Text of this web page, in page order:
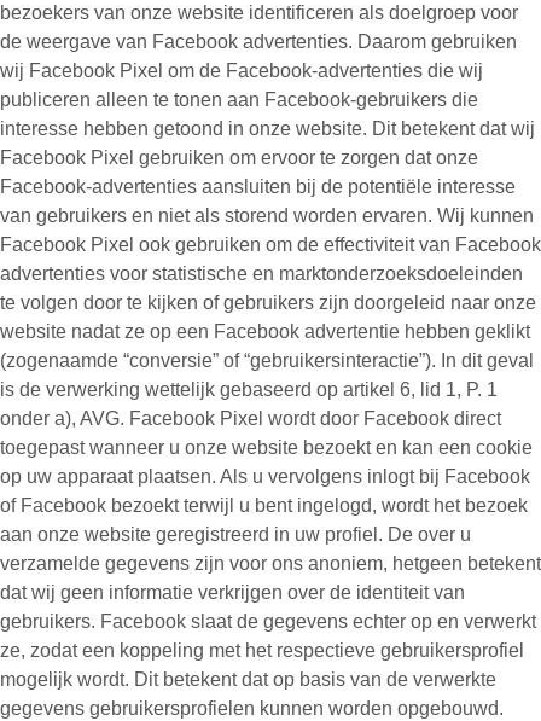
bezoekers van onze website identificeren als doelgroep voor
de weergave van Facebook advertenties. Daarom gebruiken
wij Facebook Pixel om de Facebook-advertenties die wij
publiceren alleen te tonen aan Facebook-gebruikers die
interesse hebben getoond in onze website. Dit betekent dat wij
Facebook Pixel gebruiken om ervoor te zorgen dat onze
Facebook-advertenties aansluiten bij de potentiële interesse
van gebruikers en niet als storend worden ervaren. Wij kunnen
Facebook Pixel ook gebruiken om de effectiviteit van Facebook
advertenties voor statistische en marktonderzoeksdoeleinden
te volgen door te kijken of gebruikers zijn doorgeleid naar onze
website nadat ze op een Facebook advertentie hebben geklikt
(zogenaamde “conversie” of “gebruikersinteractie”). In dit geval
is de verwerking wettelijk gebaseerd op artikel 6, lid 1, P. 1
onder a), AVG. Facebook Pixel wordt door Facebook direct
toegepast wanneer u onze website bezoekt en kan een cookie
op uw apparaat plaatsen. Als u vervolgens inlogt bij Facebook
of Facebook bezoekt terwijl u bent ingelogd, wordt het bezoek
aan onze website geregistreerd in uw profiel. De over u
verzamelde gegevens zijn voor ons anoniem, hetgeen betekent
dat wij geen informatie verkrijgen over de identiteit van
gebruikers. Facebook slaat de gegevens echter op en verwerkt
ze, zodat een koppeling met het respectieve gebruikersprofiel
mogelijk wordt. Dit betekent dat op basis van de verwerkte
gegevens gebruikersprofielen kunnen worden opgebouwd.